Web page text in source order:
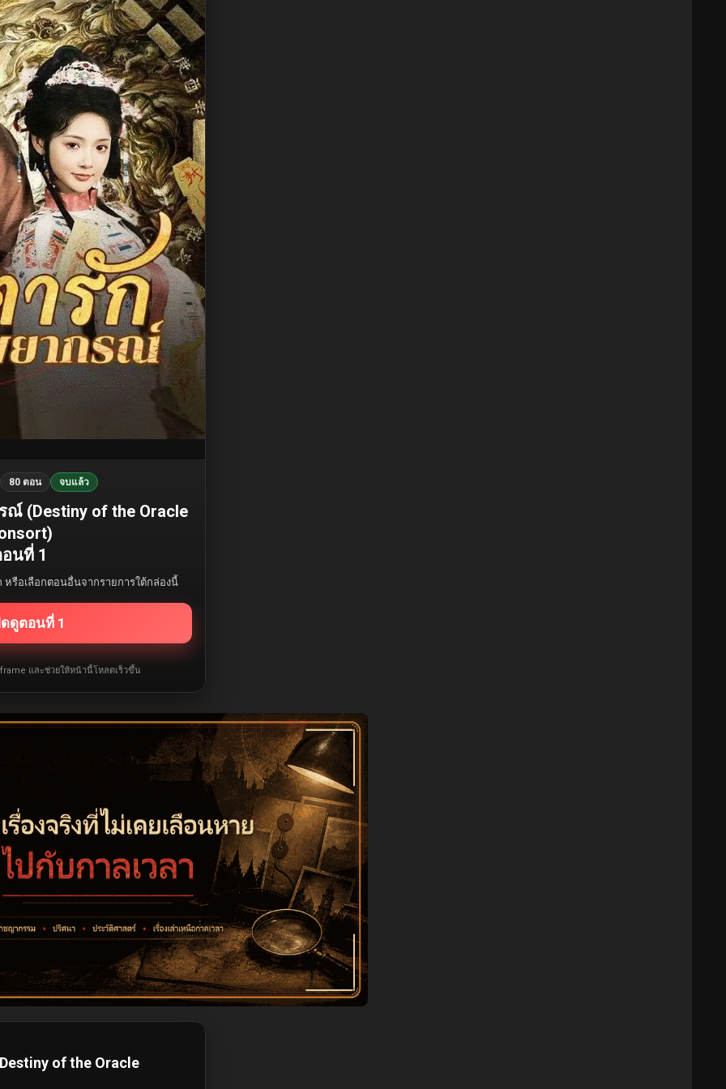
80 ตอน จบแล้ว
(Destiny of the Oracle
นที่ 1
หรือเลือกตอนอื่นจากรายการใต้กล่องนี้
ดูตอนที่ 1
และช่วยให้หน้านี้โหลดเร็วขึ้น
of the Oracle